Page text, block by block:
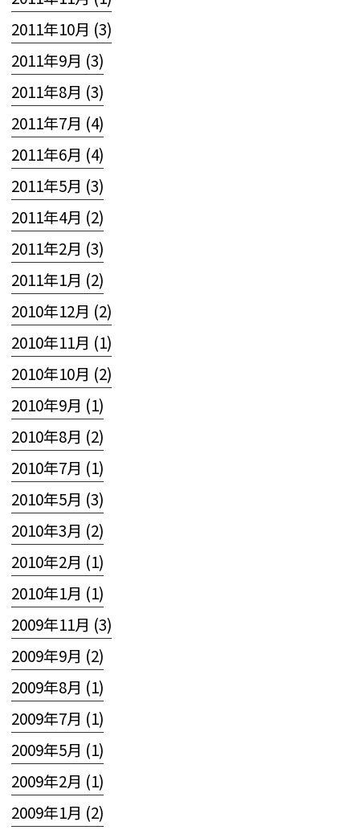
2011年10月 (3)
2011年9月 (3)
2011年8月 (3)
2011年7月 (4)
2011年6月 (4)
2011年5月 (3)
2011年4月 (2)
2011年2月 (3)
2011年1月 (2)
2010年12月 (2)
2010年11月 (1)
2010年10月 (2)
2010年9月 (1)
2010年8月 (2)
2010年7月 (1)
2010年5月 (3)
2010年3月 (2)
2010年2月 (1)
2010年1月 (1)
2009年11月 (3)
2009年9月 (2)
2009年8月 (1)
2009年7月 (1)
2009年5月 (1)
2009年2月 (1)
2009年1月 (2)